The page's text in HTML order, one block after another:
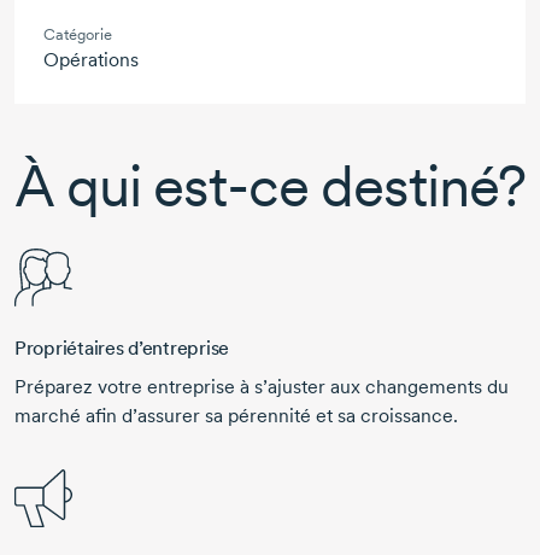
Catégorie
Opérations
À qui est-ce destiné?
Propriétaires d’entreprise
Préparez votre entreprise à s’ajuster aux changements du
marché afin d’assurer sa pérennité et sa croissance.